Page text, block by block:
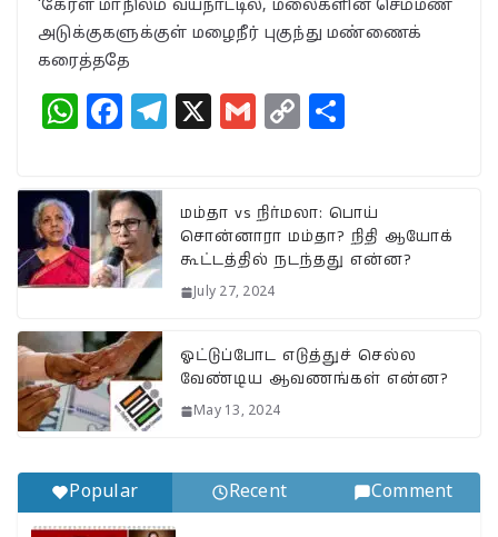
‘கேரள மாநிலம் வயநாட்டில், மலைகளின் செம்மண்
அடுக்குகளுக்குள் மழைநீர் புகுந்து மண்ணைக்
கரைத்ததே
W
at
s
A
p
p
F
c
e
b
o
o
k
T
g
ra
m
X
G
l
C
y
Li
r
e
மம்தா vs நிர்மலா: பொய்
சொன்னாரா மம்தா? நிதி ஆயோக்
கூட்டத்தில் நடந்தது என்ன?
July 27, 2024
ஓட்டுப்போட எடுத்துச் செல்ல
வேண்டிய ஆவணங்கள் என்ன?
May 13, 2024
Popular Recent Comment